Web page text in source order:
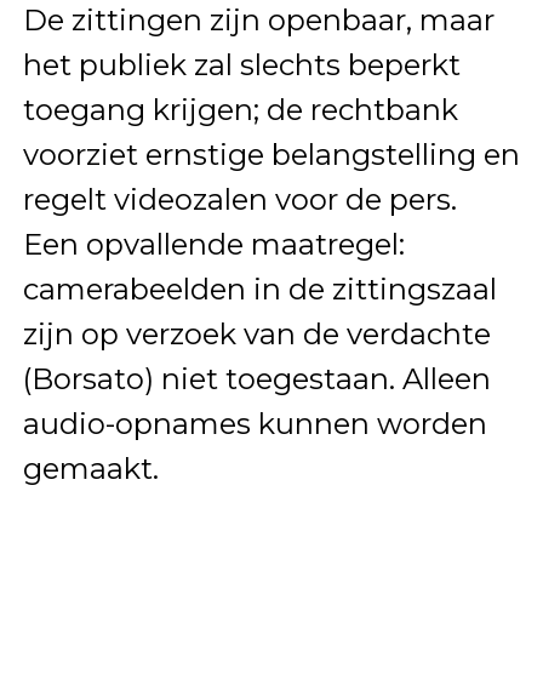
De zittingen zijn openbaar, maar
het publiek zal slechts beperkt
toegang krijgen; de rechtbank
voorziet ernstige belangstelling en
regelt videozalen voor de pers.
Een opvallende maatregel:
camerabeelden in de zittingszaal
zijn op verzoek van de verdachte
(Borsato) niet toegestaan. Alleen
audio-opnames kunnen worden
gemaakt.